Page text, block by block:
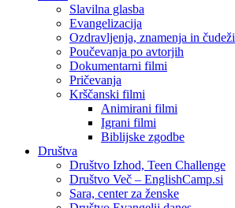
Slavilna glasba
Evangelizacija
Ozdravljenja, znamenja in čudeži
Poučevanja po avtorjih
Dokumentarni filmi
Pričevanja
Krščanski filmi
Animirani filmi
Igrani filmi
Biblijske zgodbe
Društva
Društvo Izhod, Teen Challenge
Društvo Več – EnglishCamp.si
Sara, center za ženske